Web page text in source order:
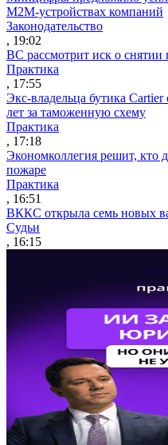
M2M-устройствах компаний
Законодательство
, 19:02
ВС рассмотрит иск о
Практика
, 17:55
Экс-владельца бутика
лет за таможенную схему
Практика
, 17:18
Экономколлегия решит, кто
пожаре
Практика
, 16:51
ВККС открыла семь новых
Судьи
, 16:15